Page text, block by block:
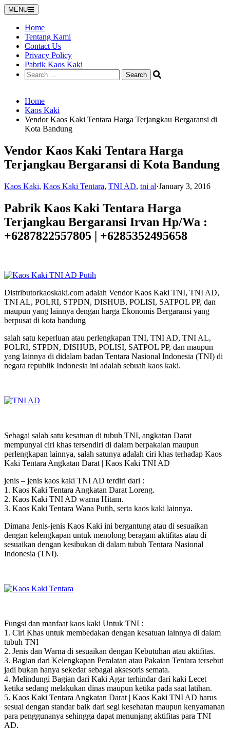
Skip
to
content
MENU
Home
Tentang Kami
Contact Us
Privacy Policy
Pabrik Kaos Kaki
Search
for:
Home
Kaos Kaki
Vendor Kaos Kaki Tentara Harga Terjangkau Bergaransi di
Kota Bandung
Vendor Kaos Kaki Tentara Harga
Terjangkau Bergaransi di Kota Bandung
Kaos Kaki, Kaos Kaki Tentara, TNI AD, tni al·January 3, 2016
Pabrik Kaos Kaki Tentara Harga
Terjangkau Bergaransi Irvan Hp/Wa :
+6287822557805 | +6285352495658
Distributorkaoskaki.com adalah Vendor Kaos Kaki TNI, TNI AD,
TNI AL, POLRI, STPDN, DISHUB, POLISI, SATPOL PP, dan
maupun yang lainnya dengan harga Ekonomis Bergaransi yang
berpusat di kota bandung
salah satu keperluan atau perlengkapan TNI, TNI AD, TNI AL,
POLRI, STPDN, DISHUB, POLISI, SATPOL PP, dan maupun
yang lainnya di didalam badan Tentara Nasional Indonesia (TNI) di
negara republik Indonesia ini adalah sebuah kaos kaki.
Sebagai salah satu kesatuan di tubuh TNI, angkatan Darat
mempunyai ciri khas tersendiri di dalam berpakaian maupun
perlengkapan lainnya, salah satunya adalah ciri khas terhadap Kaos
Kaki Tentara Angkatan Darat | Kaos Kaki TNI AD
jenis – jenis kaos kaki TNI AD terdiri dari :
1. Kaos Kaki Tentara Angkatan Darat Loreng.
2. Kaos Kaki TNI AD warna Hitam.
3. Kaos Kaki Tentara Wana Putih, serta kaos kaki lainnya.
Dimana Jenis-jenis Kaos Kaki ini bergantung atau di sesuaikan
dengan kelengkapan untuk menolong beragam aktifitas atau di
sesuaikan dengan kesibukan di dalam tubuh Tentara Nasional
Indonesia (TNI).
Fungsi dan manfaat kaos kaki Untuk TNI :
1. Ciri Khas untuk membedakan dengan kesatuan lainnya di dalam
tubuh TNI
2. Jenis dan Warna di sesuaikan dengan Kebutuhan atau aktifitas.
3. Bagian dari Kelengkapan Peralatan atau Pakaian Tentara tersebut
jadi bukan hanya sekedar sebagai aksesoris semata.
4. Melindungi Bagian dari Kaki Agar terhindar dari kaki Lecet
ketika sedang melakukan dinas maupun ketika pada saat latihan.
5. Kaos Kaki Tentara Angkatan Darat | Kaos Kaki TNI AD harus
sesuai dengan standar baik dari segi kesehatan maupun kenyamanan
para penggunanya sehingga dapat menunjang aktifitas para TNI
AD.